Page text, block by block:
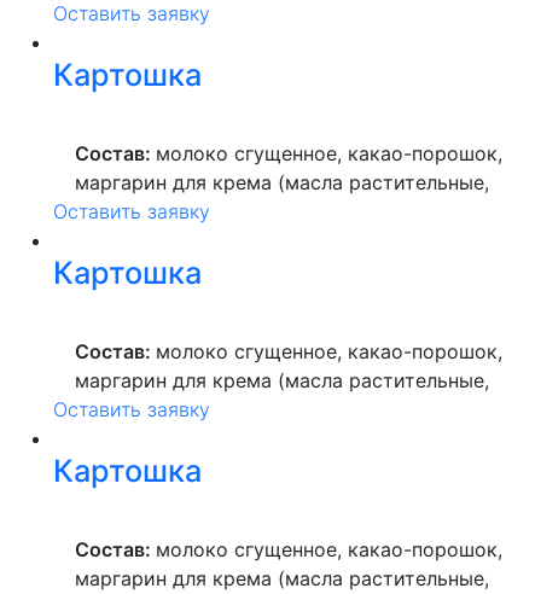
вода питьевая, сахар, ароматизатор,
высшего сорта, продукты яичные, масло
растительное, пекарский порошок, молоко
Оставить заявку
Картошка
Состав: молоко сгущенное, какао-порошок,
маргарин для крема (масла растительные,
вода питьевая, сахар, ароматизатор,
высшего сорта, продукты яичные, масло
растительное, пекарский порошок, молоко
Оставить заявку
Картошка
Состав: молоко сгущенное, какао-порошок,
маргарин для крема (масла растительные,
вода питьевая, сахар, ароматизатор,
высшего сорта, продукты яичные, масло
растительное, пекарский порошок, молоко
Оставить заявку
Картошка
Состав: молоко сгущенное, какао-порошок,
маргарин для крема (масла растительные,